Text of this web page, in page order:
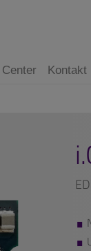
Kontakt